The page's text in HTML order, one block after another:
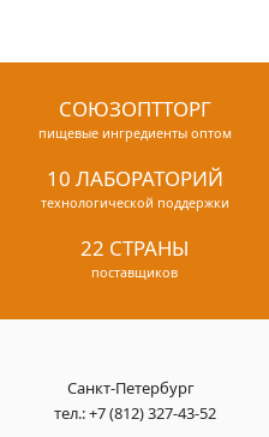
СОЮЗОПТТОРГ
пищевые ингредиенты оптом
10 ЛАБОРАТОРИЙ
технологической поддержки
22 СТРАНЫ
поставщиков
Санкт-Петербург
тел.:+7 (812) 327-43-52